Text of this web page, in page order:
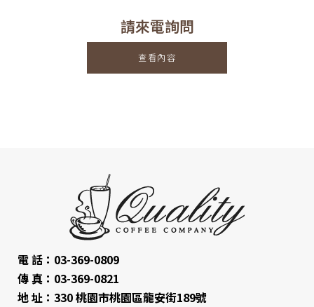
請來電詢問
查看內容
電 話：03-369-0809
傳 真：03-369-0821
地 址：330 桃園市桃園區龍安街189號